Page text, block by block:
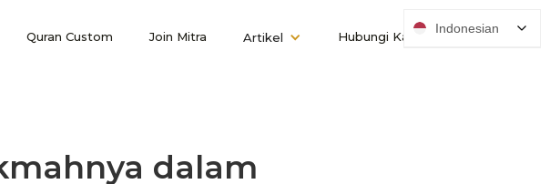
Quran Custom Join Mitra Artikel Hubungi Kami
dalam
Indonesian